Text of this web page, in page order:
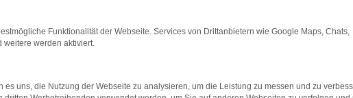
bestimmter Seiten verhindern. Funktioniert die Seite in einem
beheben.
auf dem neuesten Stand sind.
Funktionalität der Webseite. Services von Drittanbietern wie Google Maps, Chats,
weitere werden aktiviert.
es uns, die Nutzung der Webseite zu analysieren, um die Leistung zu messen und zu